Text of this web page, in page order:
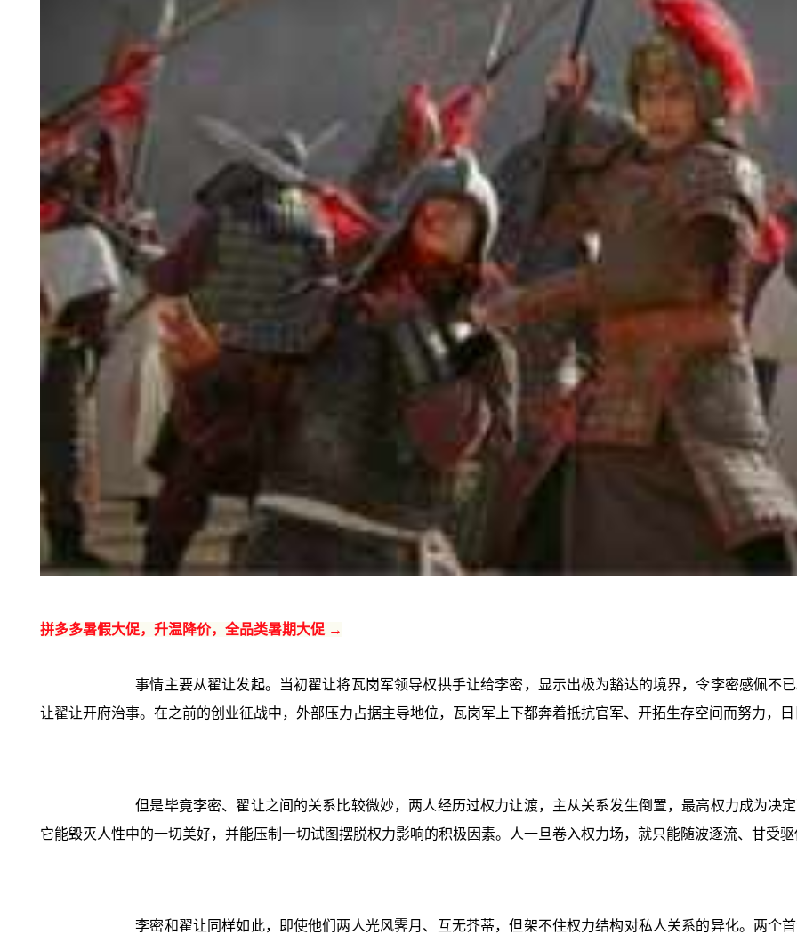
拼多多暑假大促，升温降价，全品类暑期大促 →
事情主要从翟让发起。当初翟让将瓦岗军领导权拱手让给李密，显示出极为豁达的境界，令李密感佩不
让翟让开府治事。在之前的创业征战中，外部压力占据主导地位，瓦岗军上下都奔着抵抗官军、开拓生存空间而努力，
但是毕竟李密、翟让之间的关系比较微妙，两人经历过权力让渡，主从关系发生倒置，最高权力成为决
它能毁灭人性中的一切美好，并能压制一切试图摆脱权力影响的积极因素。人一旦卷入权力场，就只能随波逐流、甘受
李密和翟让同样如此，即使他们两人光风霁月、互无芥蒂，但架不住权力结构对私人关系的异化。两个